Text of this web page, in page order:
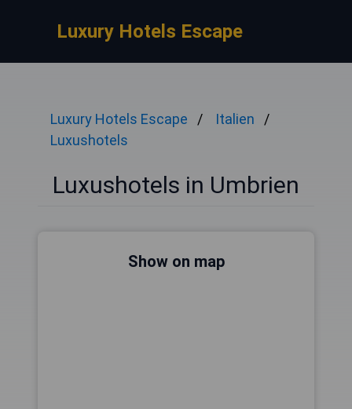
Luxury Hotels Escape
Luxury Hotels Escape
Italien
Luxushotels
Luxushotels in Umbrien
Show on map